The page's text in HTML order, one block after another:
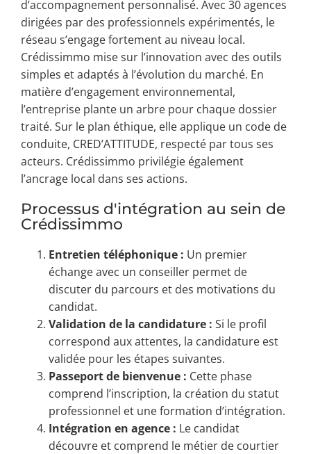
d’accompagnement personnalisé. Avec 30 agences
dirigées par des professionnels expérimentés, le
réseau s’engage fortement au niveau local.
Crédissimmo mise sur l’innovation avec des outils
simples et adaptés à l’évolution du marché. En
matière d’engagement environnemental,
l’entreprise plante un arbre pour chaque dossier
traité. Sur le plan éthique, elle applique un code de
conduite, CRED’ATTITUDE, respecté par tous ses
acteurs. Crédissimmo privilégie également
l’ancrage local dans ses actions.
Processus d'intégration au sein de
Crédissimmo
Entretien téléphonique : Un premier
échange avec un conseiller permet de
discuter du parcours et des motivations du
candidat.
Validation de la candidature : Si le profil
correspond aux attentes, la candidature est
validée pour les étapes suivantes.
Passeport de bienvenue : Cette phase
comprend l’inscription, la création du statut
professionnel et une formation d’intégration.
Intégration en agence : Le candidat
découvre et comprend le métier de courtier